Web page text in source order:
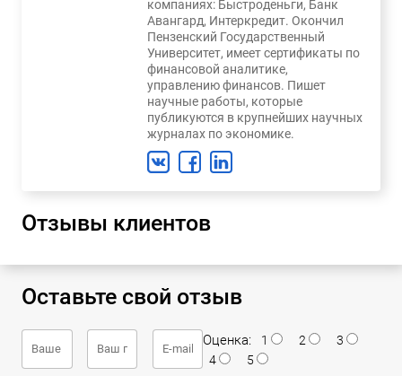
компаниях: Быстроденьги, Банк
Авангард, Интеркредит. Окончил
Пензенский Государственный
Университет, имеет сертификаты по
финансовой аналитике,
управлению финансов. Пишет
научные работы, которые
публикуются в крупнейших научных
журналах по экономике.
Отзывы клиентов
Оставьте свой отзыв
Оценка: 1 2
3
4
5